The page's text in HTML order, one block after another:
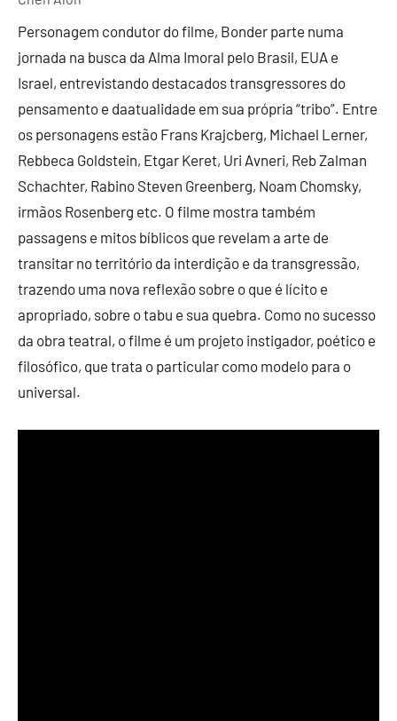
Personagem condutor do filme, Bonder parte numa
jornada na busca da Alma Imoral pelo Brasil, EUA e
Israel, entrevistando destacados transgressores do
pensamento e daatualidade em sua própria “tribo”. Entre
os personagens estão Frans Krajcberg, Michael Lerner,
Rebbeca Goldstein, Etgar Keret, Uri Avneri, Reb Zalman
Schachter, Rabino Steven Greenberg, Noam Chomsky,
irmãos Rosenberg etc. O filme mostra também
passagens e mitos bíblicos que revelam a arte de
transitar no território da interdição e da transgressão,
trazendo uma nova reflexão sobre o que é lícito e
apropriado, sobre o tabu e sua quebra. Como no sucesso
da obra teatral, o filme é um projeto instigador, poético e
filosófico, que trata o particular como modelo para o
universal.